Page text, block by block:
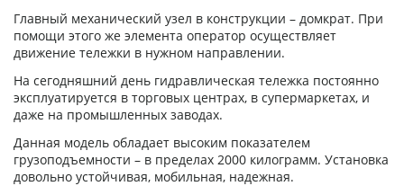
Главный механический узел в конструкции – домкрат. При
помощи этого же элемента оператор осуществляет
движение тележки в нужном направлении.
На сегодняшний день гидравлическая тележка постоянно
эксплуатируется в торговых центрах, в супермаркетах, и
даже на промышленных заводах.
Данная модель обладает высоким показателем
грузоподъемности – в пределах 2000 килограмм. Установка
довольно устойчивая, мобильная, надежная.